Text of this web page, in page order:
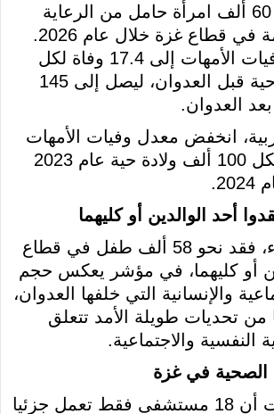
كما حُرمت نحو 60 ألف امرأة حامل من الرعاية
الصحية المنتظمة في قطاع غزة خلال عام 2026.
وارتفع معدل وفيات الأمهات إلى 17.4 وفاة لكل
100 ألف ولادة حية قبل العدوان، ليصل إلى 145
انخفض معدل وفيات الأمهات
من 18.6 وفاة لكل 100 ألف ولادة حية عام 2023
وبحسب الإحصاء، فقد نحو 58 ألف طفل في قطاع
أو كليهما، في مؤشر يعكس حجم
والإنسانية التي خلفها العدوان،
من تحديات طويلة الأمد تتعلق
النفسية والاجتماعية.
الصحية في غزة
وأظهرت البيانات أن 18 مستشفى فقط تعمل جزئيا